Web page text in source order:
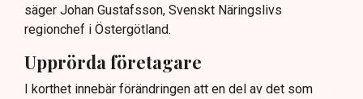
säger Johan Gustafsson, Svenskt Näringslivs
regionchef i Östergötland.
Upprörda företagare
I korthet innebär förändringen att en del av det som